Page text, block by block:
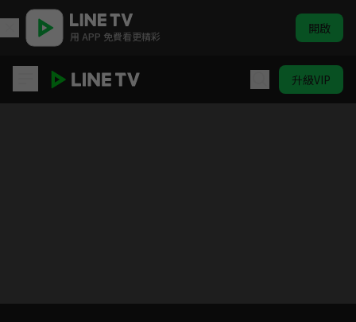
用 APP 免費看更精彩 開啟
升級VIP